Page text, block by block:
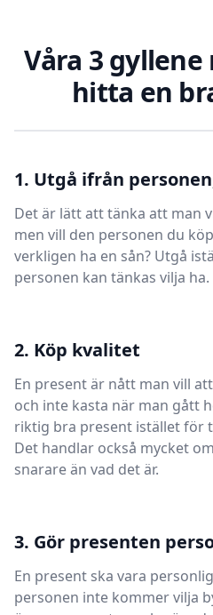
Våra 3
hitta en
1. Utgå ifrån
Det är lätt att tänka att man
men vill den personen du
verkligen ha en sån? Utgå
personen kan tänkas vilja ha.
2. Köp kvalitet
En present är nått man vill
och inte kasta när man gått
riktig bra present istället för
Det handlar också mycket
snarare än vad det är.
3. Gör presenten
En present ska vara
personen inte kommer vilja